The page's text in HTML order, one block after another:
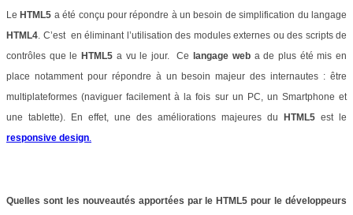
Le HTML5 a été conçu pour répondre à un besoin de simplification du langage
HTML4. C’est en éliminant l’utilisation des modules externes ou des scripts de
contrôles que le HTML5 a vu le jour. Ce langage weba de plus été mis en
place notamment pour répondre à un besoin majeur des internautes : être
multiplateformes (naviguer facilement à la fois sur un PC, un Smartphone et
une tablette). En effet, une des améliorations majeures du HTML5 est le
responsive design.
Quelles sont les nouveautés apportées par le HTML5 pour le développeurs